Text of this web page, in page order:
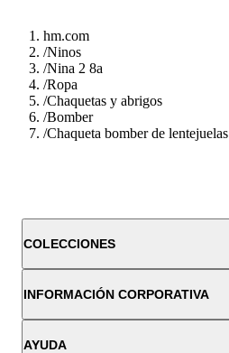
hm.com
/Ninos
/Nina 2 8a
/Ropa
/Chaquetas y abrigos
/Bomber
/Chaqueta bomber de lentejuelas
COLECCIONES
INFORMACIÓN CORPORATIVA
AYUDA